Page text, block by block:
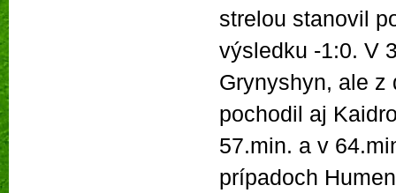
strelou stanovil
výsledku -1:0. V
Grynyshyn, ale z
pochodil aj
57.min. a v
prípadoch